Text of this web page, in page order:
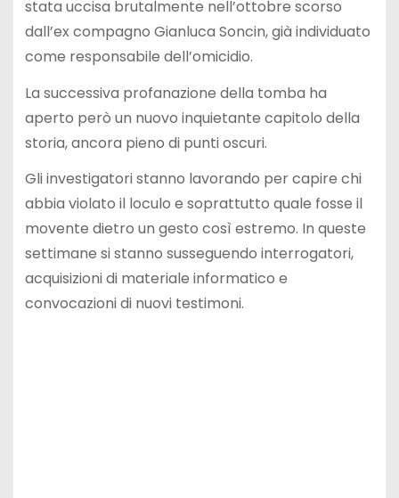
stata uccisa brutalmente nell’ottobre scorso
dall’ex compagno Gianluca Soncin, già individuato
come responsabile dell’omicidio.
La successiva profanazione della tomba ha
aperto però un nuovo inquietante capitolo della
storia, ancora pieno di punti oscuri.
Gli investigatori stanno lavorando per capire chi
abbia violato il loculo e soprattutto quale fosse il
movente dietro un gesto così estremo. In queste
settimane si stanno susseguendo interrogatori,
acquisizioni di materiale informatico e
convocazioni di nuovi testimoni.